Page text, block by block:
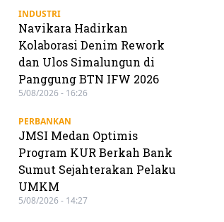
INDUSTRI
Navikara Hadirkan
Kolaborasi Denim Rework
dan Ulos Simalungun di
Panggung BTN IFW 2026
5/08/2026 - 16:26
PERBANKAN
JMSI Medan Optimis
Program KUR Berkah Bank
Sumut Sejahterakan Pelaku
UMKM
5/08/2026 - 14:27